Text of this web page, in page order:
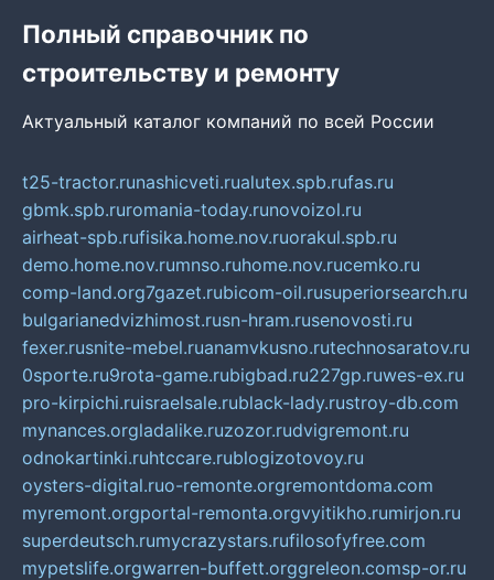
Полный справочник по
строительству и ремонту
Актуальный каталог компаний по всей России
t25-tractor.runashicveti.rualutex.spb.rufas.ru
gbmk.spb.ruromania-today.runovoizol.ru
airheat-spb.rufisika.home.nov.ruorakul.spb.ru
demo.home.nov.rumnso.ruhome.nov.rucemko.ru
comp-land.org7gazet.rubicom-oil.rusuperiorsearch.ru
bulgarianedvizhimost.rusn-hram.rusenovosti.ru
fexer.rusnite-mebel.ruanamvkusno.rutechnosaratov.ru
0sporte.ru9rota-game.rubigbad.ru227gp.ruwes-ex.ru
pro-kirpichi.ruisraelsale.rublack-lady.rustroy-db.com
mynances.orgladalike.ruzozor.rudvigremont.ru
odnokartinki.ruhtccare.rublogizotovoy.ru
oysters-digital.ruo-remonte.orgremontdoma.com
myremont.orgportal-remonta.orgvyitikho.rumirjon.ru
superdeutsch.rumycrazystars.rufilosofyfree.com
mypetslife.orgwarren-buffett.orggreleon.comsp-or.ru